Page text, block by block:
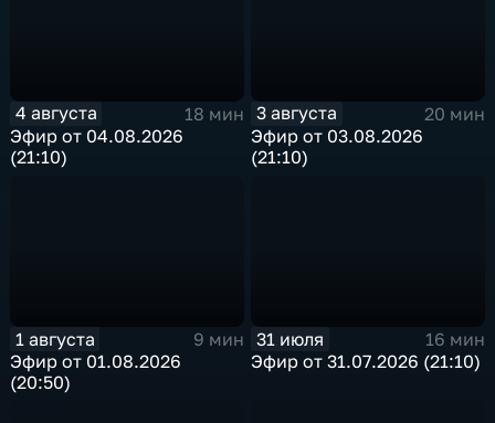
4 августа
18 мин
Эфир от 04.08.2026
(21:10)
3 августа
20 мин
Эфир от 03.08.2026
(21:10)
1 августа
9 мин
Эфир от 01.08.2026
(20:50)
31 июля
16 мин
Эфир от 31.07.2026 (21:10)